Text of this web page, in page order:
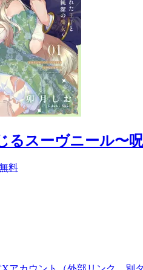
るスーヴニール〜
料